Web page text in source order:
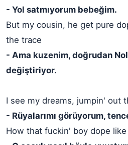
- Yol satmıyorum bebeğim.
But my cousin, he get pure
the trace
- Ama kuzenim, doğrudan
değiştiriyor.
I see my dreams, jumpin' out
- Rüyalarımı görüyorum,
How that fuckin' boy dope